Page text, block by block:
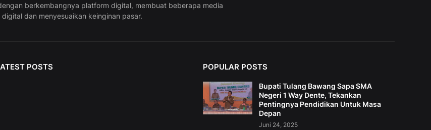
berkembangnya platform digital, membuat beberapa media
dan menyesuaikan keinginan pasar.
POSTS POPULAR POSTS
Bupati Tulang Bawang Sapa SMA
Negeri 1 Way Dente, Tekankan
Pentingnya Pendidikan Untuk Masa
Depan
Juni 24, 2025